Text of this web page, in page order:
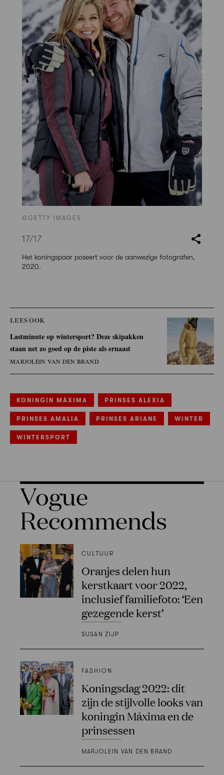
©GETTY IMAGES
17/17
Het koningspaar poseert voor de aanwezige fotografen,
2020.
LEES OOK
Lastminute op wintersport? Deze skipakken
staan net zo goed op de piste als ernaast
MARJOLEIN VAN DEN BRAND
KONINGIN MÁXIMA PRINSES ALEXIA
PRINSES AMALIA PRINSES ARIANE WINTER
WINTERSPORT
Vogue
Recommends
CULTUUR
Oranjes delen hun
kerstkaart voor 2022,
inclusief familiefoto: ‘Een
gezegende kerst’
SUSAN ZIJP
FASHION
Koningsdag 2022: dit
zijn de stijlvolle looks van
koningin Máxima en de
prinsessen
MARJOLEIN VAN DEN BRAND